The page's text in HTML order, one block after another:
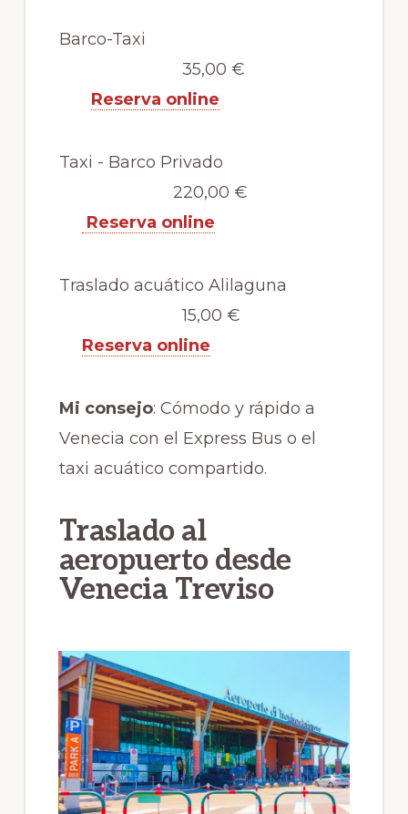
Barco-Taxi
35,00 €
Reserva online
Taxi - Barco Privado
220,00 €
Reserva online
Traslado acuático Alilaguna
15,00 €
Reserva online
Mi consejo: Cómodo y rápido a
Venecia con el Express Bus o el
taxi acuático compartido.
Traslado al
aeropuerto desde
Venecia Treviso